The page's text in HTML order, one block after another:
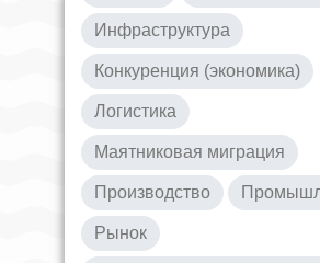
Инфраструктура
Конкуренция (экономика)
Логистика
Маятниковая миграция
Производство
Рынок